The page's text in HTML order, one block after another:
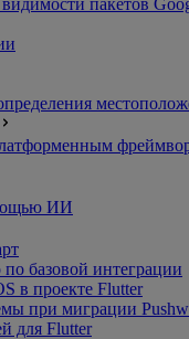
пакетов
ИИ
по базовой интеграции
в проекте Flutter
при миграции
для Flutter